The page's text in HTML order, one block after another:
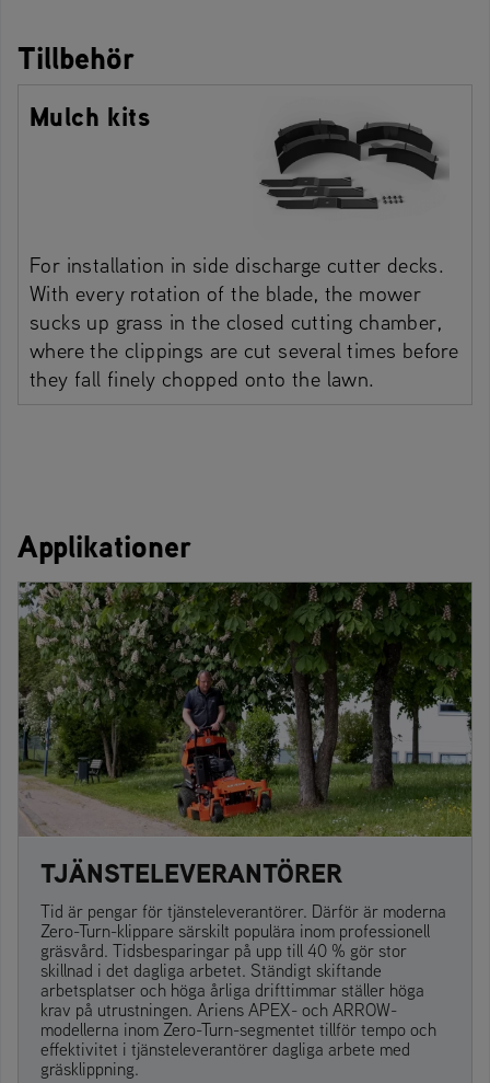
Tillbehör
Mulch kits
For installation in side discharge cutter decks.
With every rotation of the blade, the mower
sucks up grass in the closed cutting chamber,
where the clippings are cut several times before
they fall finely chopped onto the lawn.
Applikationer
TJÄNSTELEVERANTÖRER
Tid är pengar för tjänsteleverantörer. Därför är moderna
Zero-Turn-klippare särskilt populära inom professionell
gräsvård. Tidsbesparingar på upp till 40 % gör stor
skillnad i det dagliga arbetet. Ständigt skiftande
arbetsplatser och höga årliga drifttimmar ställer höga
krav på utrustningen. Ariens APEX- och ARROW-
modellerna inom Zero-Turn-segmentet tillför tempo och
effektivitet i tjänsteleverantörer dagliga arbete med
gräsklippning.